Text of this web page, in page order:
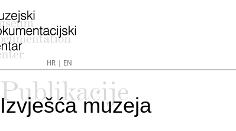
HR| EN
Publikacije
Izvješća muzeja